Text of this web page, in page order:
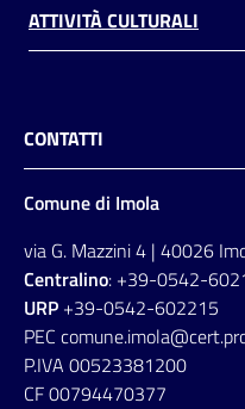
ATTIVITÀ CULTURALI
CONTATTI
Comune di Imola
via G. Mazzini 4 | 40026
Centralino: +39-0542-
URP +39-0542-602215
PEC
P.IVA 00523381200
CF 00794470377